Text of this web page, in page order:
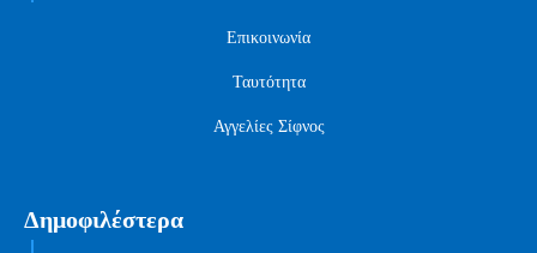
Επικοινωνία
Ταυτότητα
Αγγελίες Σίφνος
Δημοφιλέστερα